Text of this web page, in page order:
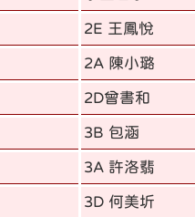
2E 王鳳悅
2A 陳小璐
2D曾書和
3B 包涵
3A 許洛翡
3D 何美圻